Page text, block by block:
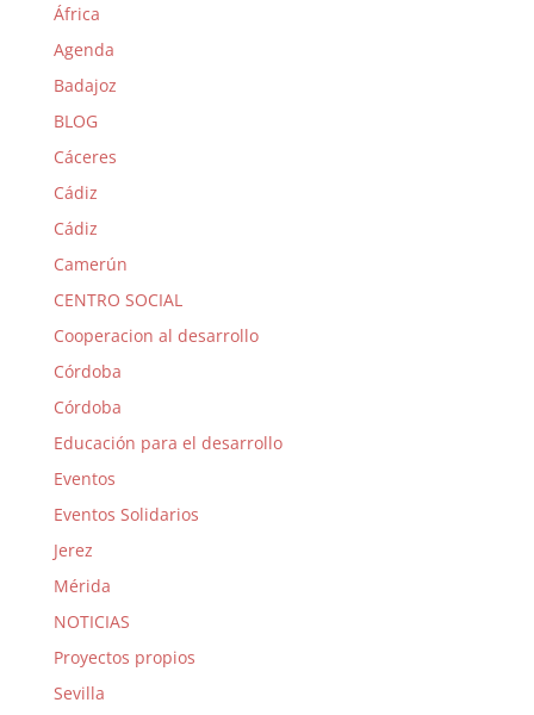
África
Agenda
Badajoz
BLOG
Cáceres
Cádiz
Cádiz
Camerún
CENTRO SOCIAL
Cooperacion al desarrollo
Córdoba
Córdoba
Educación para el desarrollo
Eventos
Eventos Solidarios
Jerez
Mérida
NOTICIAS
Proyectos propios
Sevilla